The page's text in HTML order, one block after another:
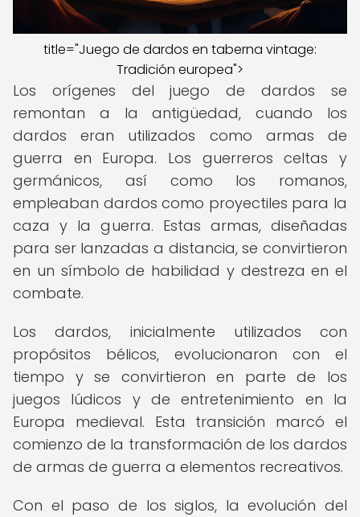
title="Juego de dardos en taberna vintage:
Tradición europea">
Los orígenes del juego de dardos se
remontan a la antigüedad, cuando los
dardos eran utilizados como armas de
guerra en Europa. Los guerreros celtas y
germánicos, así como los romanos,
empleaban dardos como proyectiles para la
caza y la guerra. Estas armas, diseñadas
para ser lanzadas a distancia, se convirtieron
en un símbolo de habilidad y destreza en el
combate.
Los dardos, inicialmente utilizados con
propósitos bélicos, evolucionaron con el
tiempo y se convirtieron en parte de los
juegos lúdicos y de entretenimiento en la
Europa medieval. Esta transición marcó el
comienzo de la transformación de los dardos
de armas de guerra a elementos recreativos.
Con el paso de los siglos, la evolución del